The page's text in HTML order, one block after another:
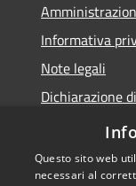
Informativa
Note legali
Dichiarazione
Meccanismo
Questo sito web
necessari al